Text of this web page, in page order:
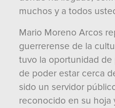
muchos y a todos
Mario Moreno Arcos
guerrerense de la
tuvo la oportunidad de
de poder estar cerca
sido un servidor
reconocido en su hoja